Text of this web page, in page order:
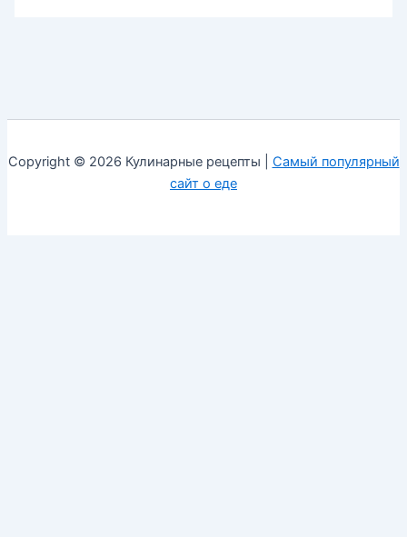
Copyright © 2026 Кулинарные рецепты | Самый популярный
сайт о еде